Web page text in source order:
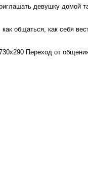
девушку домой
общаться, как себя